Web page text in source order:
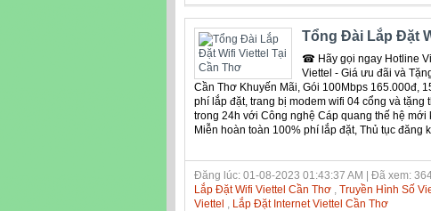
Tổng Đài Lắp Đặt
☎ Hãy gọi ngay Hotline
Viettel - Giá ưu đãi và
Cần Thơ Khuyến Mãi, Gói 100Mbps 165.000đ,
phí lắp đặt, trang bị modem wifi 04 cổng và
trong 24h với Công nghệ Cáp quang thế hệ
Miễn hoàn toàn 100% phí lắp đặt, Thủ tục đăng
Đăng lúc: 01-08-2023 01:43:37 AM | Đã xem:
Lắp Đặt Wifi Viettel Cần Thơ , Truyền Hình Số
Viettel , Lắp Đặt Internet Viettel Cần Thơ